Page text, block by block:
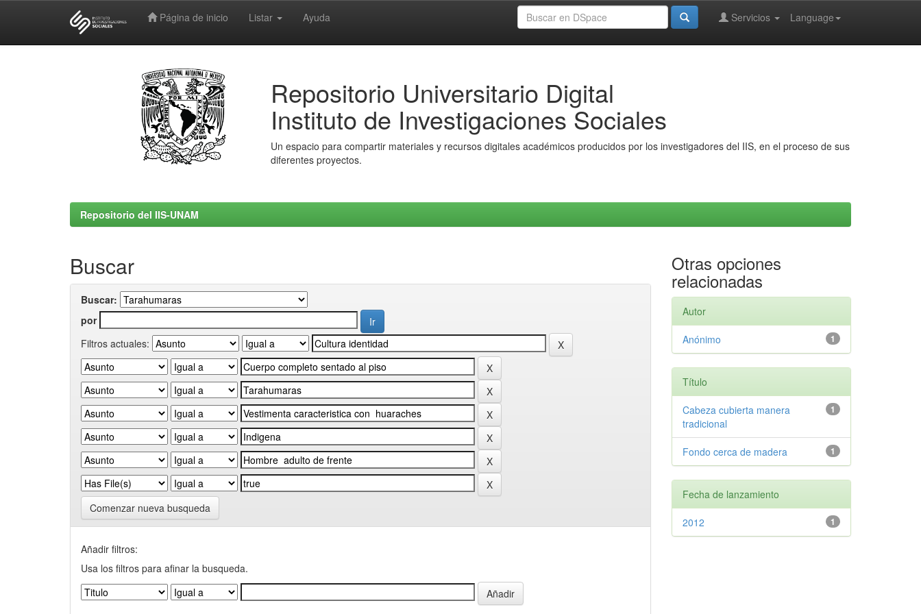
Página de inicio Listar Ayuda Language
Servicios
Repositorio Universitario Digital
Instituto de Investigaciones Sociales
Un espacio para compartir materiales y recursos digitales académicos producidos por los investigadores del IIS, en el proceso de sus
diferentes proyectos.
Repositorio del IIS-UNAM
Buscar
Buscar:
por
Filtros actuales:
Comenzar nueva busqueda
Añadir filtros:
Usa los filtros para afinar la busqueda.
Otras opciones
relacionadas
Autor
1
Anónimo
Título
1
Cabeza cubierta manera
tradicional
1
Fondo cerca de madera
Fecha de lanzamiento
1
2012